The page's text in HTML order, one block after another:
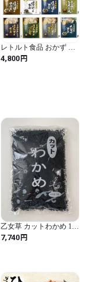
レトルト食品 おかず 魚
北海道製造 パウチセッ
ト さんま いわし ほっけ
4,800円
乙女草 カットわかめ 1kg
乾燥 大容量 業務用 徳用
ワカメ 若布 海藻 肉厚 味
7,740円